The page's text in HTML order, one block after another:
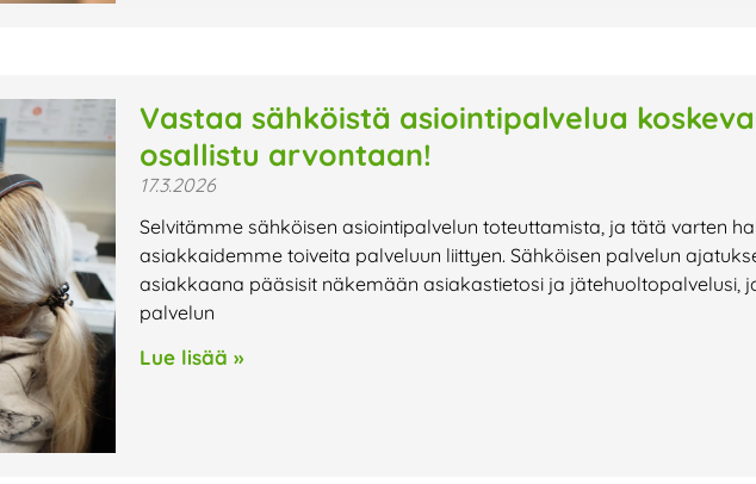
Vastaa sähköistä asiointipalvelua
osallistu arvontaan!
17.3.2026
Selvitämme sähköisen asiointipalvelun toteuttamista, ja tätä varten
asiakkaidemme toiveita palveluun liittyen. Sähköisen palvelun
asiakkaana pääsisit näkemään asiakastietosi ja jätehuoltopalvelusi,
palvelun
Lue lisää »